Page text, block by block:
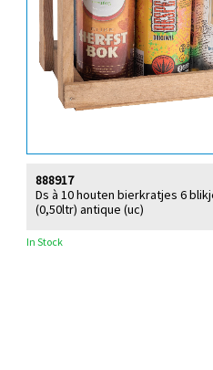
Ds à 10 houten bierkratjes 6
(0,50ltr) antique (uc)
888917
In Stock